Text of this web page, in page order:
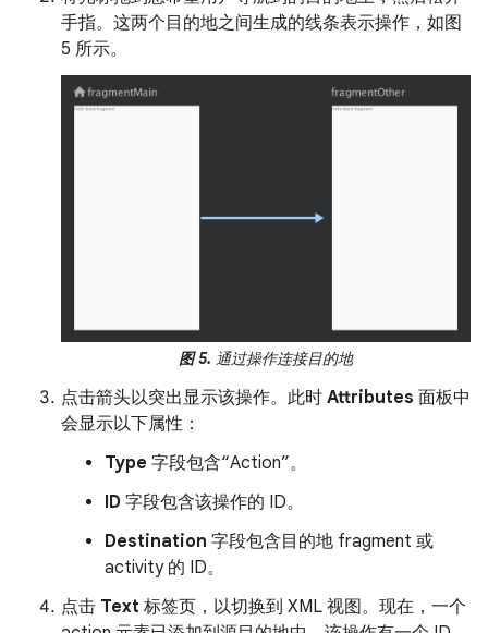
手指。这两个目的地之间生成的线条表示操作，如图
5 所示。
图 5. 通过操作连接目的地
点击箭头以突出显示该操作。此时 Attributes 面板中
会显示以下属性：
Type 字段包含“Action”。
ID 字段包含该操作的 ID。
Destination 字段包含目的地 fragment 或
activity 的 ID。
点击 Text 标签页，以切换到 XML 视图。现在，一个